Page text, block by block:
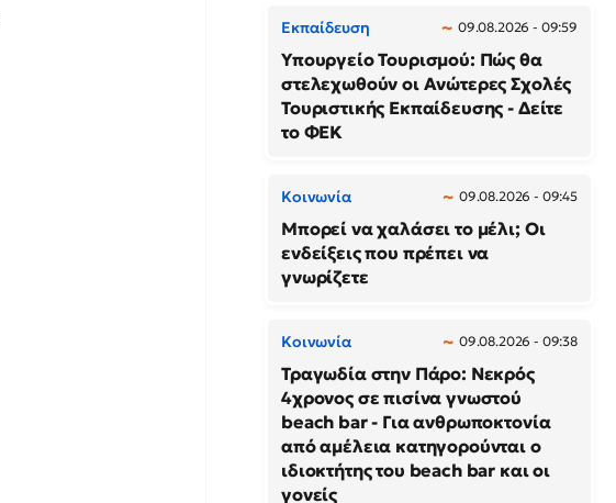
Εκπαίδευση 09.08.2026 - 09:59
Υπουργείο Τουρισμού: Πώς θα
στελεχωθούν οι Ανώτερες Σχολές
Τουριστικής Εκπαίδευσης - Δείτε
το ΦΕΚ
Κοινωνία 09.08.2026 - 09:45
Μπορεί να χαλάσει το μέλι; Οι
ενδείξεις που πρέπει να
γνωρίζετε
Κοινωνία 09.08.2026 - 09:38
Τραγωδία στην Πάρο: Νεκρός
4χρονος σε πισίνα γνωστού
beach bar - Για ανθρωποκτονία
από αμέλεια κατηγορούνται ο
ιδιοκτήτης του beach bar και οι
γονείς